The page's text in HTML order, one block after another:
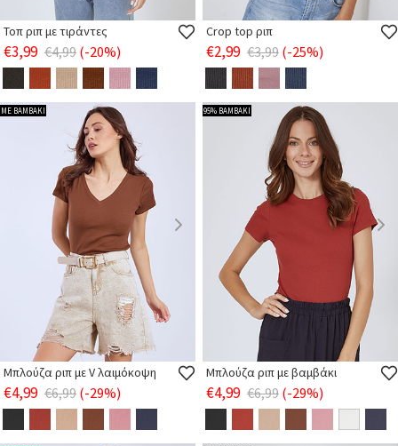
Τοπ ριπ με τιράντες
€3,99 €4,99 (-20%)
Crop top ριπ
€2,99 €3,99 (-25%)
ΜΕ ΒΑΜΒΑΚΙ
Μπλούζα ριπ με V λαιμόκοψη
€4,99 €6,99 (-29%)
95% ΒΑΜΒΑΚΙ
Μπλούζα ριπ με βαμβάκι
€4,99 €6,99 (-29%)